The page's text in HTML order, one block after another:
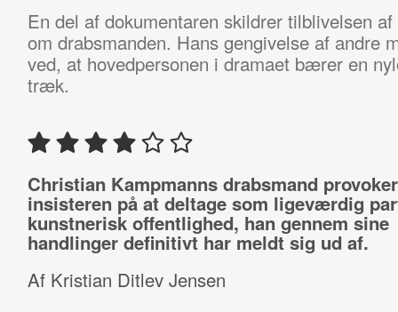
En del af dokumentaren skildrer tilblivelsen
om drabsmanden. Hans gengivelse af andre
ved, at hovedpersonen i dramaet bærer en
træk.
Christian Kampmanns drabsmand
insisteren på at deltage som ligeværdig
kunstnerisk offentlighed, han gennem sine
handlinger definitivt har meldt sig ud af.
Af Kristian Ditlev Jensen